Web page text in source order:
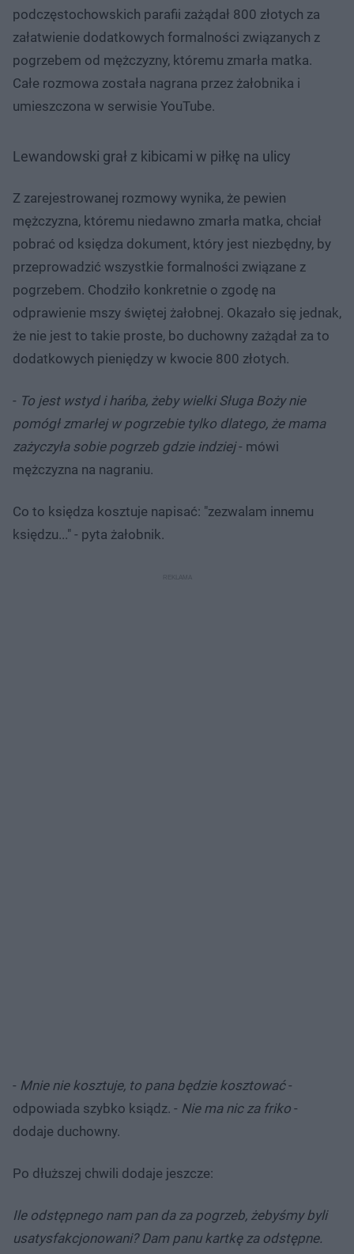
podczęstochowskich parafii zażądał 800 złotych za
załatwienie dodatkowych formalności związanych z
pogrzebem od mężczyzny, któremu zmarła matka.
Całe rozmowa została nagrana przez żałobnika i
umieszczona w serwisie YouTube.
Lewandowski grał z kibicami w piłkę na ulicy
Z zarejestrowanej rozmowy wynika, że pewien
mężczyzna, któremu niedawno zmarła matka, chciał
pobrać od księdza dokument, który jest niezbędny, by
przeprowadzić wszystkie formalności związane z
pogrzebem. Chodziło konkretnie o zgodę na
odprawienie mszy świętej żałobnej. Okazało się jednak,
że nie jest to takie proste, bo duchowny zażądał za to
dodatkowych pieniędzy w kwocie 800 złotych.
- To jest wstyd i hańba, żeby wielki Sługa Boży nie
pomógł zmarłej w pogrzebie tylko dlatego, że mama
zażyczyła sobie pogrzeb gdzie indziej- mówi
mężczyzna na nagraniu.
Co to księdza kosztuje napisać: "zezwalam innemu
księdzu..." - pyta żałobnik.
- Mnie nie kosztuje, to pana będzie kosztować-
odpowiada szybko ksiądz. - Nie ma nic za friko -
dodaje duchowny.
Po dłuższej chwili dodaje jeszcze:
Ile odstępnego nam pan da za pogrzeb, żebyśmy byli
usatysfakcjonowani? Dam panu kartkę za odstępne.